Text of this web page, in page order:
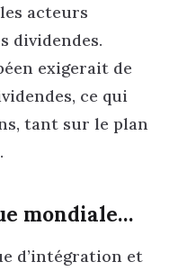
acteurs
dividendes.
exigerait de
ce qui
tant sur le plan
mondiale…
d’intégration et